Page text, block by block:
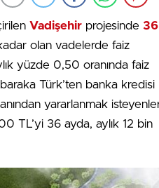
Vadişehir projesinde 36
olan vadelerde faiz
yüzde 0,50 oranında faiz
Türk’ten banka kredisi
yararlanmak
TL’yi 36 ayda, aylık 12 bin